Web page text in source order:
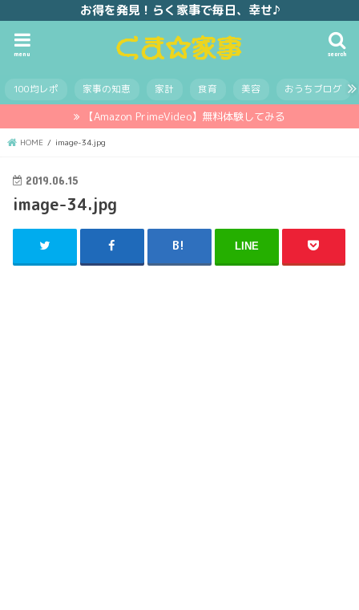
お得を発見！らく家事で毎日、幸せ♪
search
menu
100均レポ 家事の知恵 家計 食育 美容 おうちブログ
【Amazon PrimeVideo】無料体験してみる
HOME image-34.jpg
2019.06.15
image-34.jpg
LINE